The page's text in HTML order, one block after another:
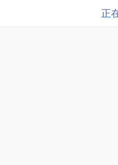
正